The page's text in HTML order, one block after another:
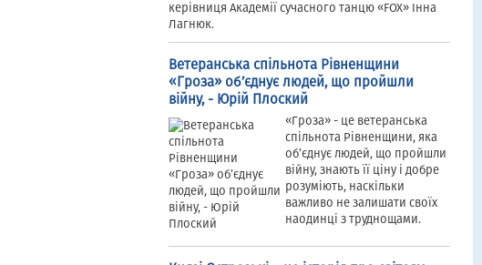
керівниця Академії сучасного танцю «FOX» Інна
Лагнюк.
Ветеранська спільнота Рівненщини
«Гроза» об’єднує людей, що пройшли
війну, - Юрій Плоский
«Гроза» - це ветеранська
спільнота Рівненщини, яка
об’єднує людей, що пройшли
війну, знають її ціну і добре
розуміють, наскільки
важливо не залишати своїх
наодинці з труднощами.